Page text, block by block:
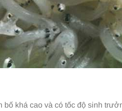
khá cao và có tốc độ sinh